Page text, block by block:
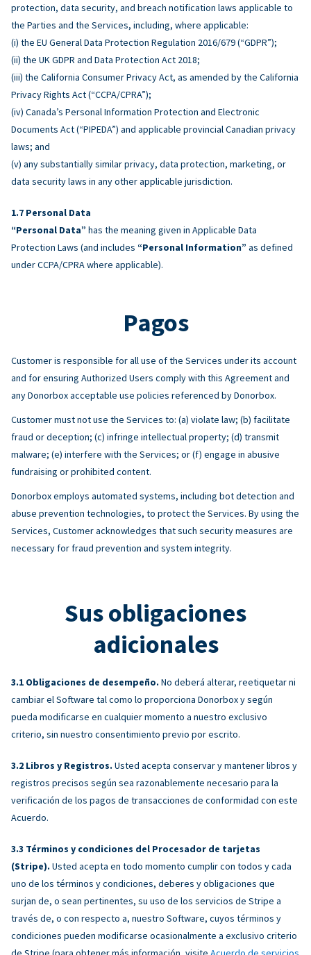
protection, data security, and breach notification laws applicable to
the Parties and the Services, including, where applicable:
(i) the EU General Data Protection Regulation 2016/679 (“GDPR”);
(ii) the UK GDPR and Data Protection Act 2018;
(iii) the California Consumer Privacy Act, as amended by the California
Privacy Rights Act (“CCPA/CPRA”);
(iv) Canada’s Personal Information Protection and Electronic
Documents Act (“PIPEDA”) and applicable provincial Canadian privacy
laws; and
(v) any substantially similar privacy, data protection, marketing, or
data security laws in any other applicable jurisdiction.
Personal Data
“Personal Data” has the meaning given in Applicable Data
Protection Laws (and includes “Personal Information” as defined
under CCPA/CPRA where applicable).
Pagos
Customer is responsible for all use of the Services under its account
and for ensuring Authorized Users comply with this Agreement and
any Donorbox acceptable use policies referenced by Donorbox.
Customer must not use the Services to: (a) violate law; (b) facilitate
fraud or deception; (c) infringe intellectual property; (d) transmit
malware; (e) interfere with the Services; or (f) engage in abusive
fundraising or prohibited content.
Donorbox employs automated systems, including bot detection and
abuse prevention technologies, to protect the Services. By using the
Services, Customer acknowledges that such security measures are
necessary for fraud prevention and system integrity.
Sus obligaciones
adicionales
Obligaciones de desempeño. No deberá alterar, reetiquetar ni
cambiar el Software tal como lo proporciona Donorbox y según
pueda modificarse en cualquier momento a nuestro exclusivo
criterio, sin nuestro consentimiento previo por escrito.
Libros y Registros. Usted acepta conservar y mantener libros y
registros precisos según sea razonablemente necesario para la
verificación de los pagos de transacciones de conformidad con este
Acuerdo.
Términos y condiciones del Procesador de tarjetas
(Stripe). Usted acepta en todo momento cumplir con todos y cada
uno de los términos y condiciones, deberes y obligaciones que
surjan de, o sean pertinentes, su uso de los servicios de Stripe a
través de, o con respecto a, nuestro Software, cuyos términos y
condiciones pueden modificarse ocasionalmente a exclusivo criterio